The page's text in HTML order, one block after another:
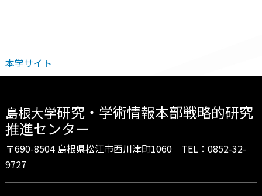
本学サイト
島根大学研究・学術情報本部戦略的研究
推進センター
〒690-8504 島根県松江市西川津町1060 TEL：0852-32-
9727